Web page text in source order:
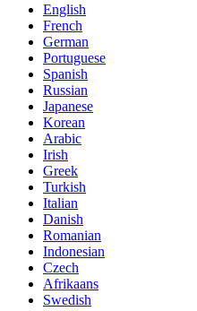
English
French
German
Portuguese
Spanish
Russian
Japanese
Korean
Arabic
Irish
Greek
Turkish
Italian
Danish
Romanian
Indonesian
Czech
Afrikaans
Swedish